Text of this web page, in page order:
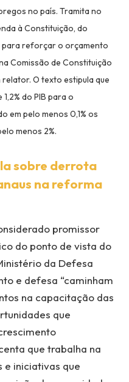
no país. Tramita no
à Constituição, do
para reforçar o orçamento
Comissão de Constituição
relator. O texto estipula que
do PIB para o
em pelo menos 0,1% os
menos 2%.
sobre derrota
na reforma
promissor
do ponto de vista do
da Defesa
e defesa “caminham
na capacitação das
que
que trabalha na
iniciativas que